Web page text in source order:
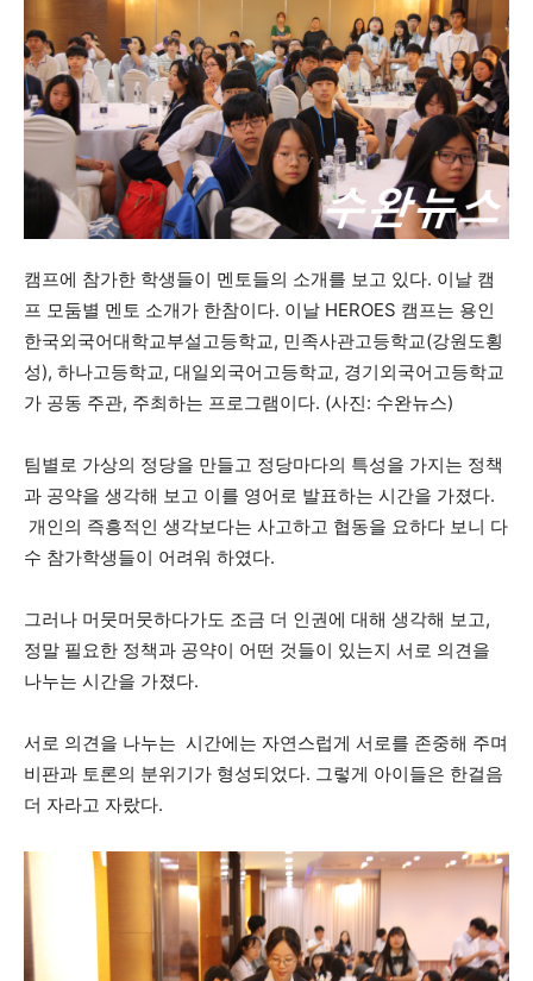
캠프에 참가한 학생들이 멘토들의 소개를 보고 있다. 이날 캠
프 모둠별 멘토 소개가 한참이다. 이날 HEROES 캠프는 용인
한국외국어대학교부설고등학교, 민족사관고등학교(강원도횡
성), 하나고등학교, 대일외국어고등학교, 경기외국어고등학교
가 공동 주관, 주최하는 프로그램이다. (사진: 수완뉴스)
팀별로 가상의 정당을 만들고 정당마다의 특성을 가지는 정책
과 공약을 생각해 보고 이를 영어로 발표하는 시간을 가졌다.
개인의 즉흥적인 생각보다는 사고하고 협동을 요하다 보니 다
수 참가학생들이 어려워 하였다.
그러나 머뭇머뭇하다가도 조금 더 인권에 대해 생각해 보고,
정말 필요한 정책과 공약이 어떤 것들이 있는지 서로 의견을
나누는 시간을 가졌다.
서로 의견을 나누는 시간에는 자연스럽게 서로를 존중해 주며
비판과 토론의 분위기가 형성되었다. 그렇게 아이들은 한걸음
더 자라고 자랐다.